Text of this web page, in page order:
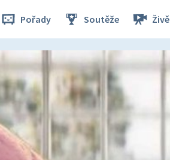
Pořady Soutěže Živě